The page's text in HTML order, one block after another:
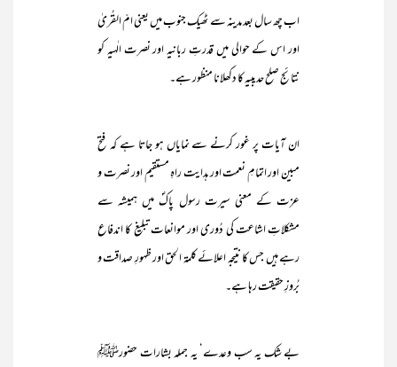
اب چھ سال بعد مدینہ سے ٹھیک جنوب میں یعنی امّ القُریٰ
اور اس کے حوالی میں قدرتِ ربانیہ اور نصرت الٰہیہ کو
نتائج صلح حدیبیہ کا دکھلانا منظور ہے۔
ان آیات پر غور کرنے سے نمایاں ہو جاتا ہے کہ فتح
مبین اور اتمامِ نعمت اور ہدایت راہِ مستقیم اور نصرت و
عزت کے معنی سیرت رسول پاکؐ میں ہمیشہ سے
مشکلاتِ اشاعت کی دُوری اور موانعات تبلیغ کا اندفاع
رہے ہیں جس کا نتیجہ اعلائے کلمۃ الحق اور ظہورِ صداقت و
بُروزِ حقیقت رہا ہے۔
بے شک یہ سب وعدے‘ یہ جملہ بشارات حضورﷺ